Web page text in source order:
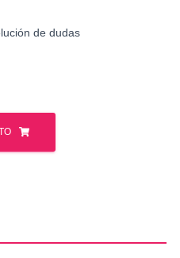
de dudas